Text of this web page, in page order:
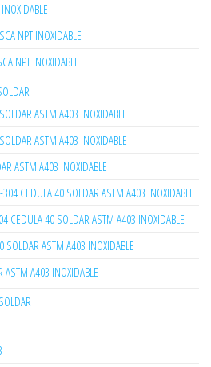
NPT INOXIDABLE
NPT INOXIDABLE
ASTM A403 INOXIDABLE
ASTM A403 INOXIDABLE
ASTM A403 INOXIDABLE
CEDULA 40 SOLDAR ASTM A403 INOXIDABLE
CEDULA 40 SOLDAR ASTM A403 INOXIDABLE
ASTM A403 INOXIDABLE
A403 INOXIDABLE